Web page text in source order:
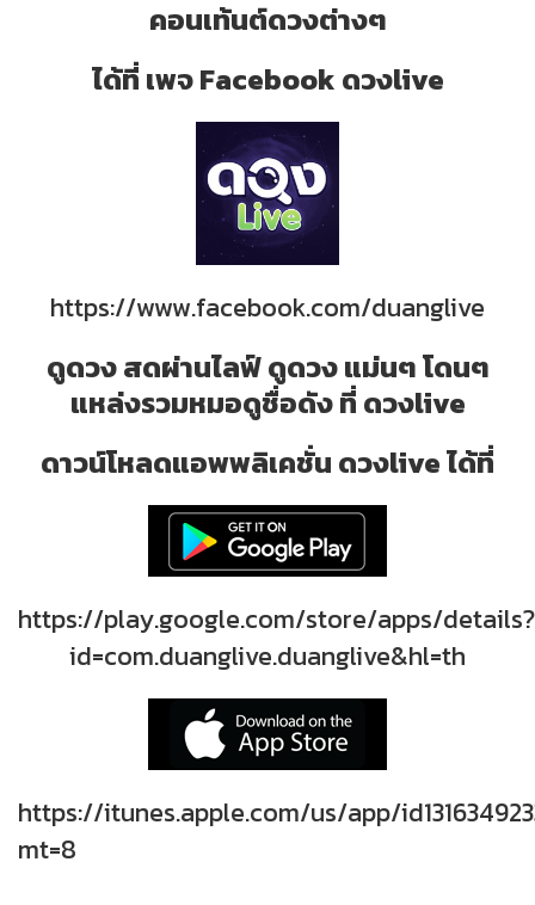
คอนเท้นต์ดวงต่างๆ
ได้ที่ เพจ Facebook ดวงlive
https://www.facebook.com/duanglive
ดูดวง สดผ่านไลฟ์ ดูดวง แม่นๆ โดนๆ
แหล่งรวมหมอดูชื่อดัง ที่ ดวงlive
ดาวน์โหลดแอพพลิเคชั่น ดวงlive ได้ที่
https://play.google.com/store/apps/details?
id=com.duanglive.duanglive&hl=th
https://itunes.apple.com/us/app/
mt=8